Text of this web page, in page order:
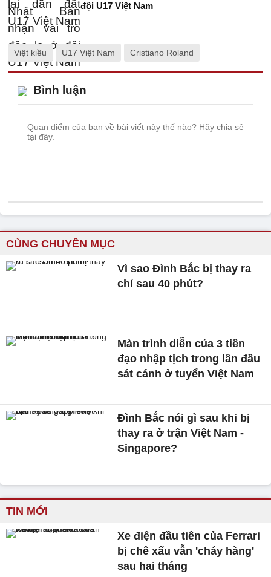
đội U17 Việt Nam
Việt kiều U17 Việt Nam Cristiano Roland
Bình luận
CÙNG CHUYÊN MỤC
Vì sao Đình Bắc bị thay ra
chỉ sau 40 phút?
Màn trình diễn của 3 tiền
đạo nhập tịch trong lần đầu
sát cánh ở tuyển Việt Nam
Đình Bắc nói gì sau khi bị
thay ra ở trận Việt Nam -
Singapore?
TIN MỚI
Xe điện đầu tiên của Ferrari
bị chê xấu vẫn 'cháy hàng'
sau hai tháng